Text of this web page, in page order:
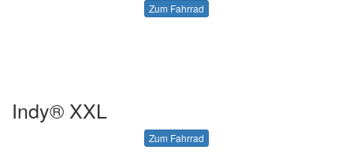
Zum Fahrrad
Indy® XXL
Zum Fahrrad